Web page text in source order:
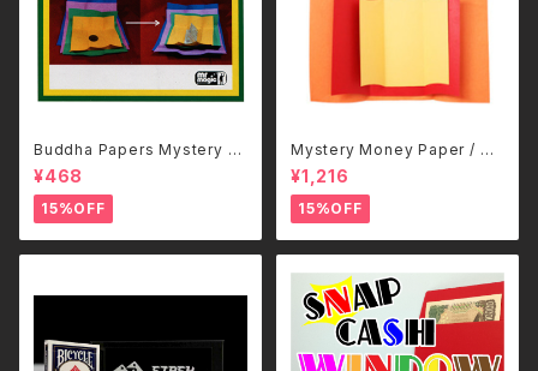
Buddha Papers Mystery b
y Mr Magic-日本語補足解説
書付き
¥468
15%OFF
Mystery Money Paper / ミ
ステリー・マネー・ペーパー
¥1,216
15%OFF